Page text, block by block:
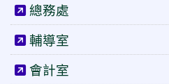
總務處
輔導室
會計室